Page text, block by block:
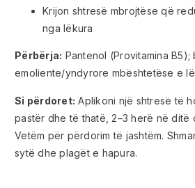
Krijon shtresë mbrojtëse që
nga lëkura
Përbërja: Pantenol (Provitamina B5);
emoliente/yndyrore mbështetëse e
Si përdoret: Aplikoni një shtresë të
pastër dhe të thatë, 2–3 herë në ditë
Vetëm për përdorim të jashtëm.
sytë dhe plagët e hapura.